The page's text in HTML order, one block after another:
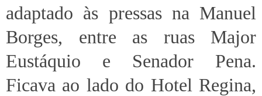
adaptado às pressas na Manuel
Borges, entre as ruas Major
Eustáquio e Senador Pena.
Ficava ao lado do Hotel Regina,